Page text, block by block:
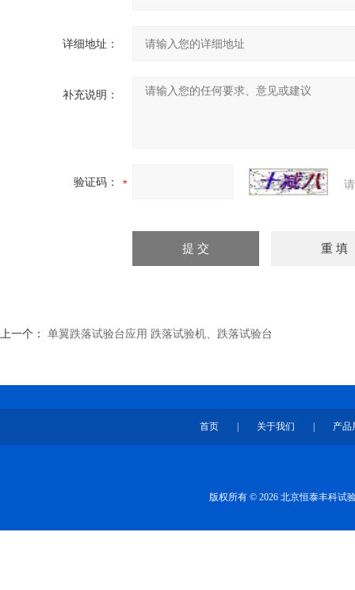
详细地址：
补充说明：
验证码：
上一个： 单翼跌落试验台应用 跌落试验机、跌落试验台
首页 关于我们 产品
版权所有 © 2026 北京恒泰丰科试